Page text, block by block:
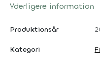
Yderligere information
Produktionsår
Kategori